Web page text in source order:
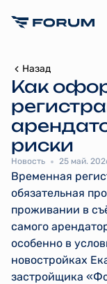
Назад
Как
риски
Новость 25 май.
Временная
обязательная
проживании в
самого
особенно в
новостройках
застройщика